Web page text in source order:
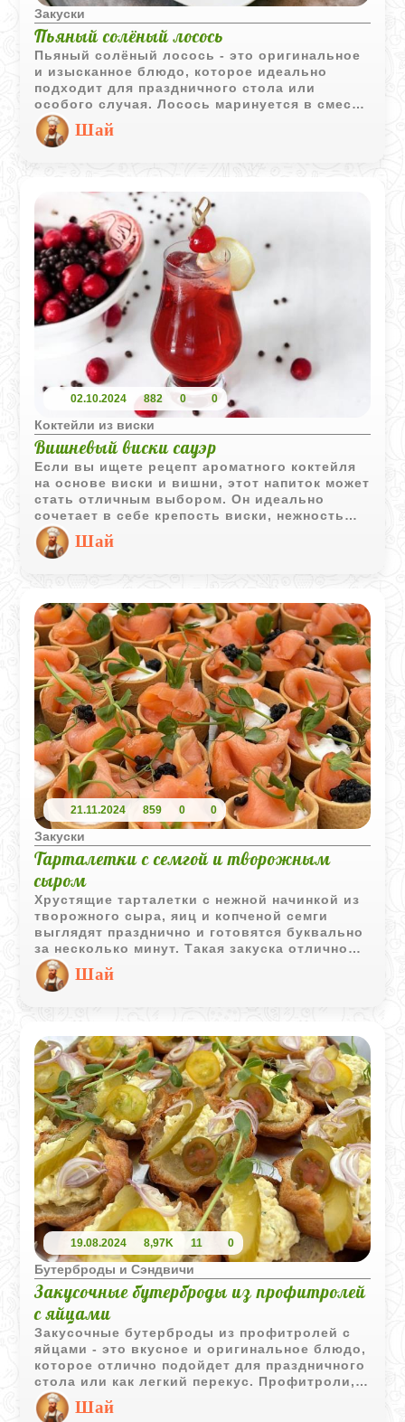
Закуски
Пьяный солёный лосось
Пьяный солёный лосось - это оригинальное
и изысканное блюдо, которое идеально
подходит для праздничного стола или
особого случая. Лосось маринуется в смеси
соли, сахара и алкоголя, что придаёт ему
неповторимый вкус и аромат.
Шай
02.10.2024 882 0 0
Коктейли из виски
Вишневый виски сауэр
Если вы ищете рецепт ароматного коктейля
на основе виски и вишни, этот напиток может
стать отличным выбором. Он идеально
сочетает в себе крепость виски, нежность
вишни и свежесть лимонного сока, создавая
богатый и изысканный вкус. Прост в
подойдет для любого события.
Шай
21.11.2024 859 0 0
Закуски
Тарталетки с семгой и творожным
сыром
Хрустящие тарталетки с нежной начинкой из
творожного сыра, яиц и копченой семги
выглядят празднично и готовятся буквально
за несколько минут. Такая закуска отлично
подходит для фуршета, семейного застолья
или новогоднего стола.
Шай
19.08.2024 8,97K 11 0
Бутерброды и Сэндвичи
Закусочные бутерброды из профитролей
с яйцами
Закусочные бутерброды из профитролей с
яйцами - это вкусное и оригинальное блюдо,
которое отлично подойдет для праздничного
стола или как легкий перекус. Профитроли,
наполненные нежным яичным кремом, могут
быть украшены разнообразными топпингами,
Шай